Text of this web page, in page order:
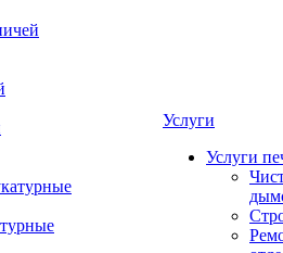
Услуги
Услуги